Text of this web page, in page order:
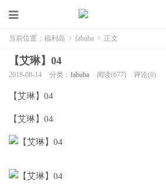
当前位置： 福利岛 > fabuba > 正文
【艾琳】04
2018-08-14 分类： fabuba 阅读(677) 评论(0)
【艾琳】04
【艾琳】04